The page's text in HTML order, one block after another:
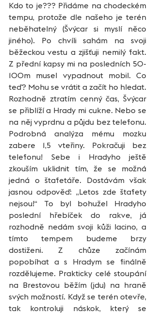
Kdo to je??? Přidáme na chodeckém
tempu, protože dle našeho je terén
neběhatelný (Švýcar si myslí něco
jiného). Po chvíli sahám na svoji
běžeckou vestu a zjišťuji nemilý fakt.
Z přední kapsy mi na posledních 50-
100m musel vypadnout mobil. Co
teď? Mohu se vrátit a začít ho hledat.
Rozhodně ztratím cenný čas, Švýcar
se přiblíží a Hrady mi cukne. Nebo se
na něj vyprdnu a půjdu bez telefonu.
Podrobná analýza mému mozku
zabere 1,5 vteřiny. Pokračuji bez
telefonu! Sebe i Hradyho ještě
zkouším uklidnit tím, že se možná
jedná o štafetáře. Dostávám však
jasnou odpověď: „Letos zde štafety
nejsou!“ To byl bohužel Hradyho
poslední hřebíček do rakve, já
rozhodně nedám svoji kůži lacino, a
tímto tempem budeme brzy
dostiženi. Z chůze začínám
popobíhat a s Hradym se finálně
rozdělujeme. Prakticky celé stoupání
na Brestovou běžím (jdu) na hraně
svých možností. Když se terén otevře,
tak kontroluji náskok, který se